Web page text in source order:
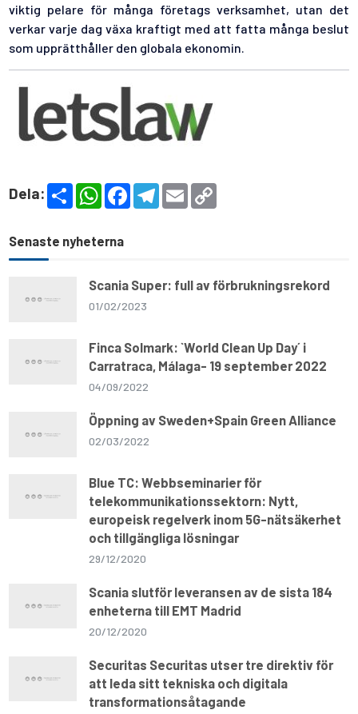
viktig pelare för många företags verksamhet, utan det
verkar varje dag växa kraftigt med att fatta många beslut
som upprätthåller den globala ekonomin.
Dela:
S
h
e
W
h
s
F
k
T
e
E
m
k
Senaste nyheterna
Scania Super: full av förbrukningsrekord
01/02/2023
Finca Solmark: `World Clean Up Day´ i
Carratraca, Málaga- 19 september 2022
04/09/2022
Öppning av Sweden+Spain Green Alliance
02/03/2022
Blue TC: Webbseminarier för
telekommunikationssektorn: Nytt,
europeisk regelverk inom 5G-nätsäkerhet
och tillgängliga lösningar
29/12/2020
Scania slutför leveransen av de sista 184
enheterna till EMT Madrid
20/12/2020
Securitas Securitas utser tre direktiv för
att leda sitt tekniska och digitala
transformationsåtagande